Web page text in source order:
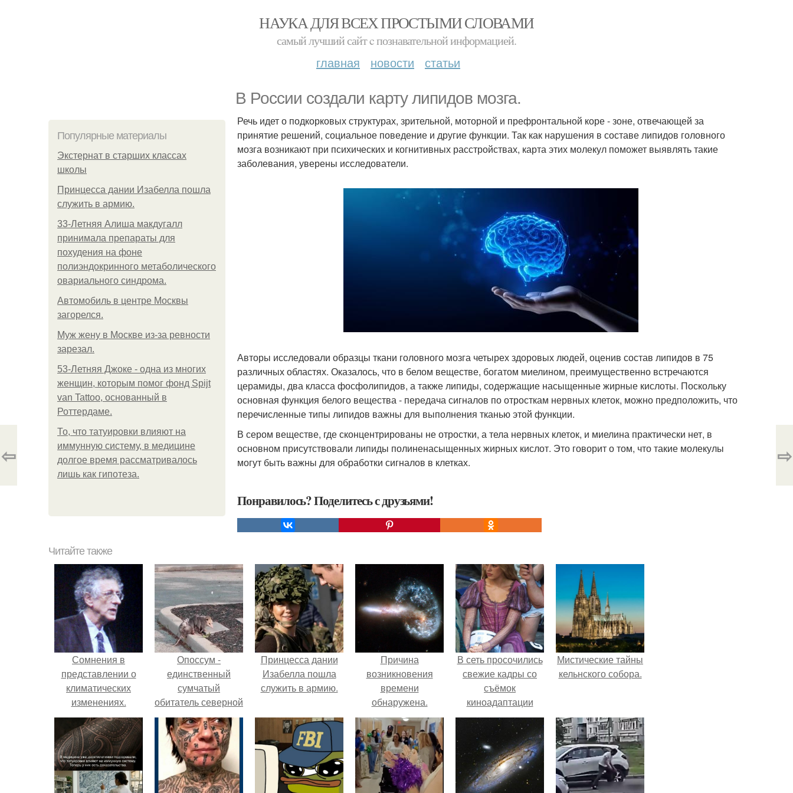
НАУКА ДЛЯ ВСЕХ ПРОСТЫМИ СЛОВАМИ
самый лучший сайт c познавательной информацией.
главная новости статьи
В России создали карту липидов мозга.
Популярные материалы
Экстернат в старших классах
школы
Принцесса дании Изабелла пошла
служить в армию.
33-Летняя Алиша макдугалл
принимала препараты для
похудения на фоне
полиэндокринного метаболического
овариального синдрома.
Автомобиль в центре Москвы
загорелся.
Mуж жену в Москве из-за ревности
зарезал.
53-Летняя Джоке - одна из многих
женщин, которым помог фонд Spijt
van Tattoo, основанный в
Роттердаме.
То, что татуировки влияют на
иммунную систему, в медицине
долгое время рассматривалось
лишь как гипотеза.
Речь идет о подкорковых структурах, зрительной, моторной и префронтальной коре - зоне, отвечающей за
принятие решений, социальное поведение и другие функции. Так как нарушения в составе липидов головного
мозга возникают при психических и когнитивных расстройствах, карта этих молекул поможет выявлять такие
заболевания, уверены исследователи.
Авторы исследовали образцы ткани головного мозга четырех здоровых людей, оценив состав липидов в 75
различных областях. Оказалось, что в белом веществе, богатом миелином, преимущественно встречаются
церамиды, два класса фосфолипидов, а также липиды, содержащие насыщенные жирные кислоты. Поскольку
основная функция белого вещества - передача сигналов по отросткам нервных клеток, можно предположить, что
перечисленные типы липидов важны для выполнения тканью этой функции.
В сером веществе, где сконцентрированы не отростки, а тела нервных клеток, и миелина практически нет, в
основном присутствовали липиды полиненасыщенных жирных кислот. Это говорит о том, что такие молекулы
могут быть важны для обработки сигналов в клетках.
Понравилось? Поделитесь с друзьями!
⇦ ⇨
Читайте также
Сомнения в
представлении о
климатических
изменениях.
Опоссум -
единственный
сумчатый
обитатель северной
америки.
Принцесса дании
Изабелла пошла
служить в армию.
Причина
возникновения
времени
обнаружена.
В сеть просочились
свежие кадры со
съёмок
киноадаптации
"Рапунцель", и всё
внимание
моментально
оказалось
приковано к Тиган
крофт.
Мистические тайны
кельнского собора.